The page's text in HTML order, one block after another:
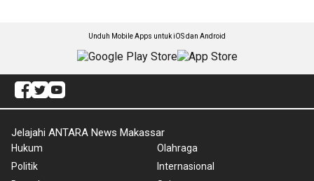
Unduh Mobile Apps untuk iOS dan Android
Jelajahi ANTARA News Makassar
Hukum
Politik
Olahraga
Internasional